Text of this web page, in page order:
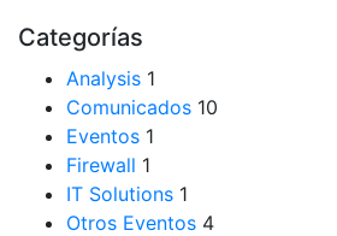
Categorías
Analysis 1
Comunicados 10
Eventos 1
Firewall 1
IT Solutions 1
Otros Eventos 4